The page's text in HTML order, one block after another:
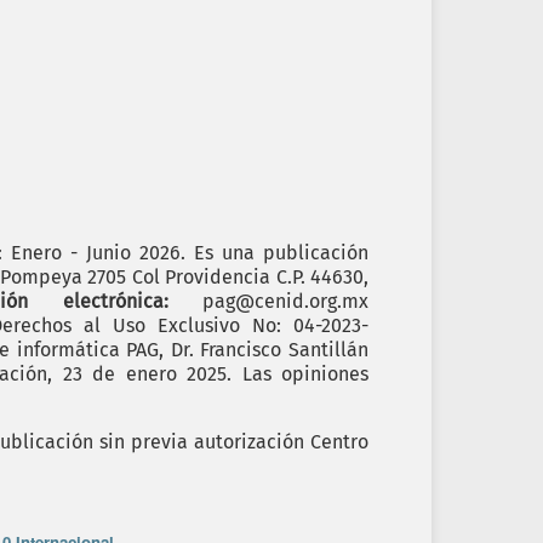
Enero - Junio 2026. Es una publicación
2705 Col Providencia C.P. 44630,
electrónica: pag@cenid.org.mx
al Uso Exclusivo No: 04-2023-
informática PAG, Dr. Francisco Santillán
23 de enero 2025. Las opiniones
sin previa autorización Centro